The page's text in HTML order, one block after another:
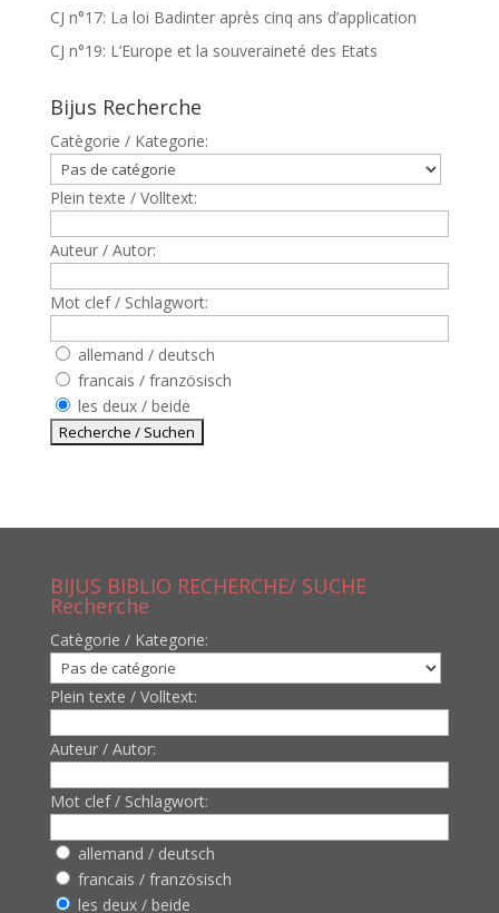
CJ n°17: La loi Badinter après cinq ans d’application
CJ n°19: L’Europe et la souveraineté des Etats
Bijus Recherche
Catègorie / Kategorie:
Plein texte / Volltext:
Auteur / Autor:
Mot clef / Schlagwort:
allemand / deutsch
francais / französisch
les deux / beide
BIJUS BIBLIO RECHERCHE/ SUCHE
Recherche
Catègorie / Kategorie:
Plein texte / Volltext:
Auteur / Autor:
Mot clef / Schlagwort:
allemand / deutsch
francais / französisch
les deux / beide